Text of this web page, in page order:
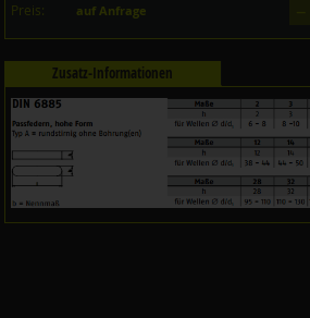
Preis:
auf Anfrage
Zusatz-Informationen